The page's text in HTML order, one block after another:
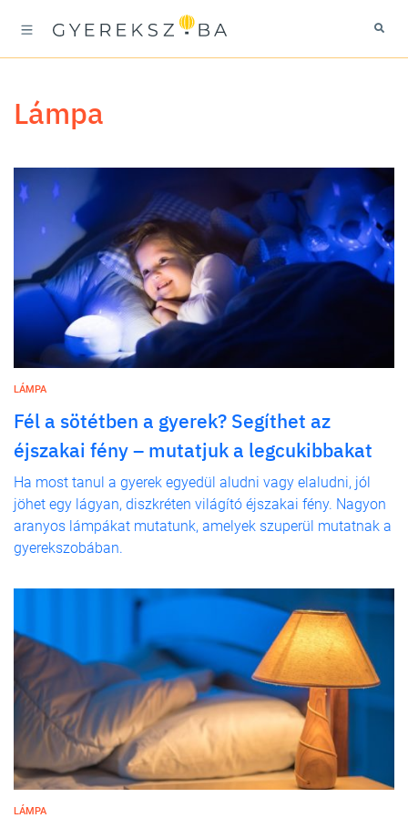
lámpa
LÁMPA
Fél a sötétben a gyerek? Segíthet az
éjszakai fény – mutatjuk a legcukibbakat
Ha most tanul a gyerek egyedül aludni vagy elaludni, jól
jöhet egy lágyan, diszkréten világító éjszakai fény. Nagyon
aranyos lámpákat mutatunk, amelyek szuperül mutatnak a
gyerekszobában.
LÁMPA